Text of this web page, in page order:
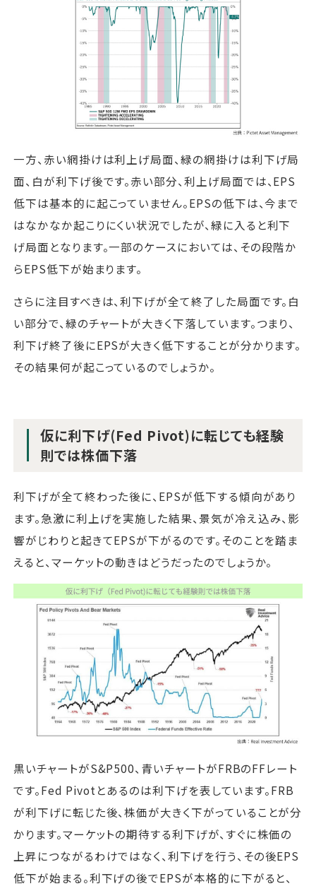
一方、赤い網掛けは利上げ局面、緑の網掛けは利下げ局
面、白が利下げ後です。赤い部分、利上げ局面では、EPS
低下は基本的に起こっていません。EPSの低下は、今まで
はなかなか起こりにくい状況でしたが、緑に入ると利下
げ局面となります。一部のケースにおいては、その段階か
らEPS低下が始まります。
さらに注目すべきは、利下げが全て終了した局面です。白
い部分で、緑のチャートが大きく下落しています。つまり、
利下げ終了後にEPSが大きく低下することが分かります。
その結果何が起こっているのでしょうか。
仮に利下げ(Fed Pivot)に転じても経験
則では株価下落
利下げが全て終わった後に、EPSが低下する傾向があり
ます。急激に利上げを実施した結果、景気が冷え込み、影
響がじわりと起きてEPSが下がるのです。そのことを踏ま
えると、マーケットの動きはどうだったのでしょうか。
黒いチャートがS&P500、青いチャートがFRBのFFレート
です。Fed Pivotとあるのは利下げを表しています。FRB
が利下げに転じた後、株価が大きく下がっていることが分
かります。マーケットの期待する利下げが、すぐに株価の
上昇につながるわけではなく、利下げを行う、その後EPS
低下が始まる。利下げの後でEPSが本格的に下がると、